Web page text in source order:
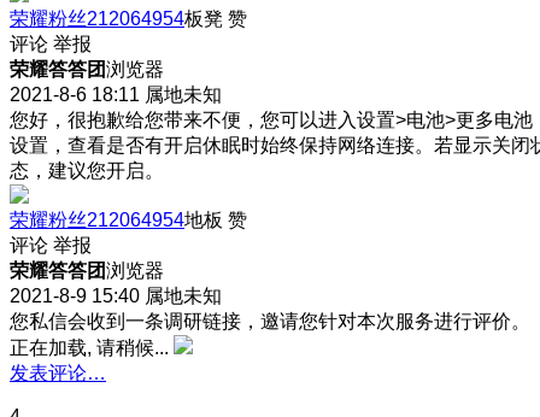
荣耀粉丝212064954板凳 赞
评论 举报
荣耀答答团浏览器
2021-8-6 18:11 属地未知
您好，很抱歉给您带来不便，您可以进入设置>电池>更多电池
设置，查看是否有开启休眠时始终保持网络连接。若显示关闭
态，建议您开启。
荣耀粉丝212064954地板 赞
评论 举报
荣耀答答团浏览器
2021-8-9 15:40 属地未知
您私信会收到一条调研链接，邀请您针对本次服务进行评价。
正在加载, 请稍候...
发表评论…